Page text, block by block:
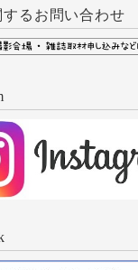
るお問い合わせ